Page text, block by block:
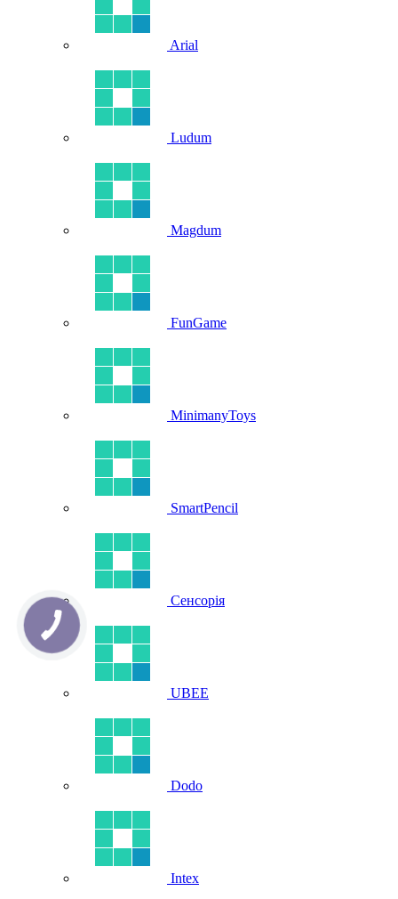
Arial
Ludum
Magdum
FunGame
MinimanyToys
SmartPencil
Сенсорія
UBEE
Dodo
Intex